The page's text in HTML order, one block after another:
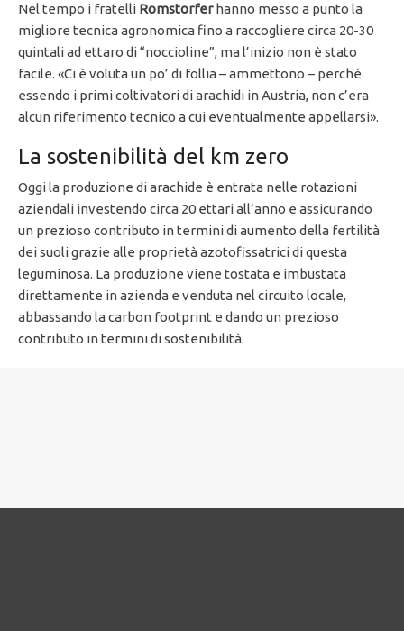
Nel tempo i fratelli Romstorferhanno messo a punto la
migliore tecnica agronomica fino a raccogliere circa 20-30
quintali ad ettaro di “noccioline”, ma l’inizio non è stato
facile. «Ci è voluta un po’ di follia – ammettono – perché
essendo i primi coltivatori di arachidi in Austria, non c’era
alcun riferimento tecnico a cui eventualmente appellarsi».
La sostenibilità del km zero
Oggi la produzione di arachide è entrata nelle rotazioni
aziendali investendo circa 20 ettari all’anno e assicurando
un prezioso contributo in termini di aumento della fertilità
dei suoli grazie alle proprietà azotofissatrici di questa
leguminosa. La produzione viene tostata e imbustata
direttamente in azienda e venduta nel circuito locale,
abbassando la carbon footprint e dando un prezioso
contributo in termini di sostenibilità.